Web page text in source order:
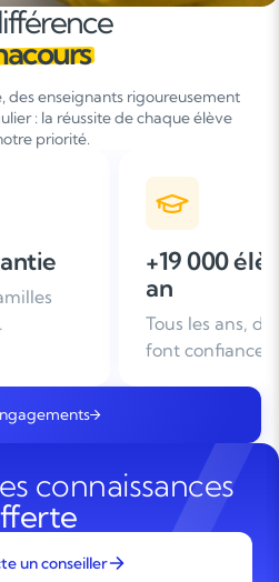
des enseignants rigoureusement
: la réussite de chaque élève
priorité.
/
nous
+ de 25 ans
Leader du
domicile en
connaissances
un conseiller